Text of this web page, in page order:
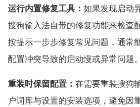
运行内置修复工具： 如果发现启动
搜狗输入法自带的修复功能来检查
按提示一步步修复常见问题，通常
配置冲突导致的启动慢或异常问题。
重装时保留配置： 在需要重装搜狗
户词库与设置的安装选项，避免因